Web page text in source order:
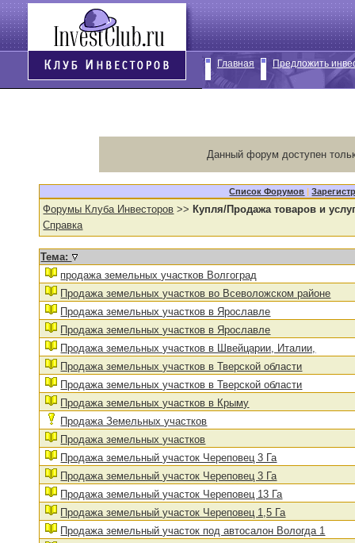
Главная Предложить
Данный форум доступен
Список Форумов |
Форумы Клуба Инвесторов >> Купля/Продажа товаров и
Справка
Тема:
продажа земельных участков Волгоград
Продажа земельных участков во Всеволожском районе
Продажа земельных участков в Ярославле
Продажа земельных участков в Ярославле
Продажа земельных участков в Швейцарии, Италии,
Продажа земельных участков в Тверской области
Продажа земельных участков в Тверской области
Продажа земельных участков в Крыму
Продажа Земельных участков
Продажа земельных участков
Продажа земельный участок Череповец 3 Га
Продажа земельный участок Череповец 3 Га
Продажа земельный участок Череповец 13 Га
Продажа земельный участок Череповец 1,5 Га
Продажа земельный участок под автосалон Вологда 1